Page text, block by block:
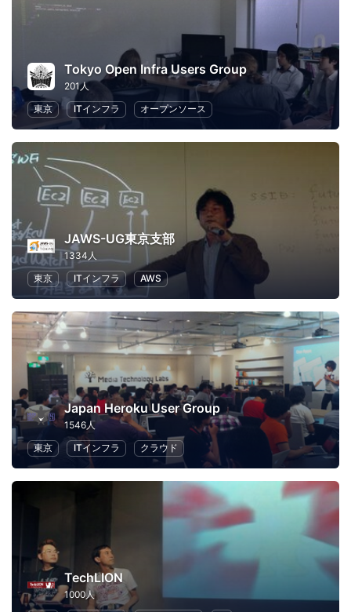
Tokyo Open Infra Users Group
201人
東京
ITインフラ オープンソース
JAWS-UG東京支部
1334人
東京
ITインフラ AWS
Japan Heroku User Group
1546人
東京
ITインフラ クラウド
TechLION
1000人